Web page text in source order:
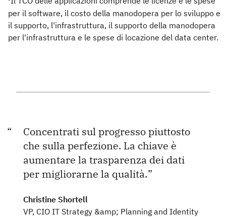
per il software, il costo della manodopera per lo sviluppo e
il supporto, l'infrastruttura, il supporto della manodopera
per l'infrastruttura e le spese di locazione del data center.
Concentrati sul progresso piuttosto
che sulla perfezione. La chiave è
aumentare la trasparenza dei dati
per migliorarne la qualità.
Christine Shortell
VP, CIO IT Strategy &amp; Planning and Identity